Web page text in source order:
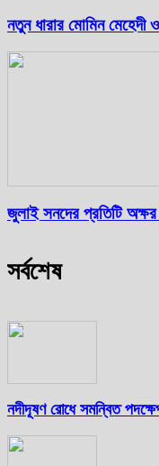
নতুন ধারার মোমিন মেহেদী
জুলাই সনদের প্রতিটি
সর্বশেষ
নদীদূষণ রোধে সমন্বিত